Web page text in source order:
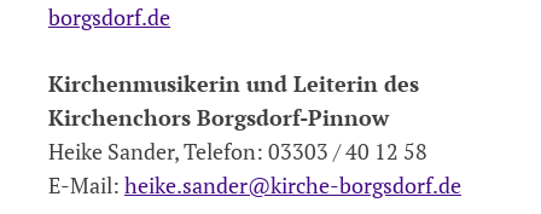
borgsdorf.de
Kirchenmusikerin und Leiterin des
Kirchenchors Borgsdorf-Pinnow
Heike Sander, Telefon: 03303 / 40 12 58
E-Mail: heike.sander@kirche-borgsdorf.de